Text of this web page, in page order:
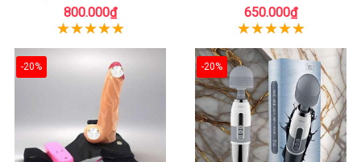
đen
800.000₫ 650.000₫
-20% -20%